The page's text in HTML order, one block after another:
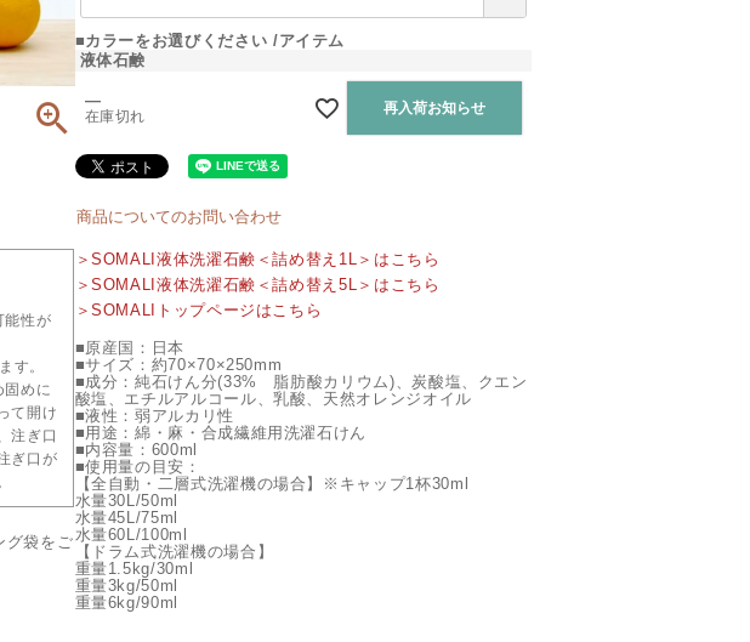
能性が
す。
固めに
て開け
注ぎ口
ぎ口が
グ袋をご
■カラーをお選びください
アイテム
液体石鹸
―
在庫切れ 再入荷お知らせ
商品についてのお問い合わせ
＞SOMALI液体洗濯石鹸＜詰め替え1L＞はこちら
＞SOMALI液体洗濯石鹸＜詰め替え5L＞はこちら
＞SOMALIトップページはこちら
■原産国：日本
■サイズ：約70×70×250mm
■成分：純石けん分(33% 脂肪酸カリウム)、炭酸塩、クエン
酸塩、エチルアルコール、乳酸、天然オレンジオイル
■液性：弱アルカリ性
■用途：綿・麻・合成繊維用洗濯石けん
■内容量：600ml
■使用量の目安：
【全自動・二層式洗濯機の場合】※キャップ1杯30ml
水量30L/50ml
水量45L/75ml
水量60L/100ml
【ドラム式洗濯機の場合】
重量1.5kg/30ml
重量3kg/50ml
重量6kg/90ml